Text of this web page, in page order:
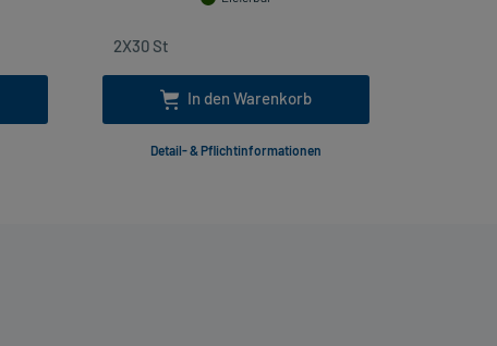
In den Warenkorb
Detail- & Pflichtinformationen